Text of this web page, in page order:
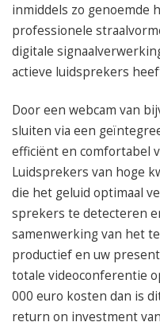
inmiddels zo genoemde
professionele
digitale
actieve luidsprekers
Door een webcam van
sluiten via een
efficiënt en comfortabel
Luidsprekers van hoge
die het geluid optimaal
sprekers te detecteren
samenwerking van het
productief en uw
totale videoconferentie
000 euro kosten dan is
return on investment